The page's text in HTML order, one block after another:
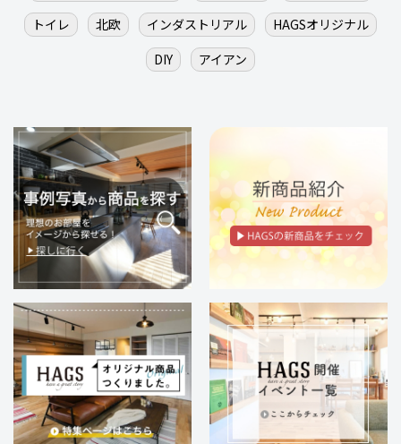
トイレ
北欧 インダストリアル
HAGSオリジナル
DIY
アイアン